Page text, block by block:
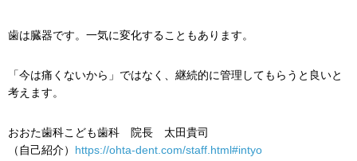
歯は臓器です。一気に変化することもあります。
「今は痛くないから」ではなく、継続的に管理してもらうと良いと
考えます。
おおた歯科こども歯科 院長 太田貴司
（自己紹介） https://ohta-dent.com/staff.html#intyo